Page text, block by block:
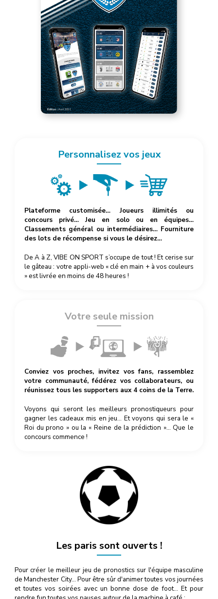
Personnalisez vos jeux
Plateforme customisée… Joueurs illimités ou
concours privé… Jeu en solo ou en équipes…
Classements général ou intermédiaires… Fourniture
des lots de récompense si vous le désirez…
De A à Z, VIBE ON SPORT s’occupe de tout ! Et cerise sur
le gâteau : votre appli-web « clé en main + à vos couleurs
» est livrée en moins de 48 heures !
Votre seule mission
Conviez vos proches, invitez vos fans, rassemblez
votre communauté, fédérez vos collaborateurs, ou
réunissez tous les supporters aux 4 coins de la Terre.
Voyons qui seront les meilleurs pronostiqueurs pour
gagner les cadeaux mis en jeu… Et voyons qui sera le «
Roi du prono » ou la « Reine de la prédiction »… Que le
concours commence !
Les paris sont ouverts !
Pour créer le meilleur jeu de pronostics sur l'équipe masculine
de Manchester City… Pour être sûr d'animer toutes vos journées
et toutes vos soirées avec un bonne dose de foot… Et pour